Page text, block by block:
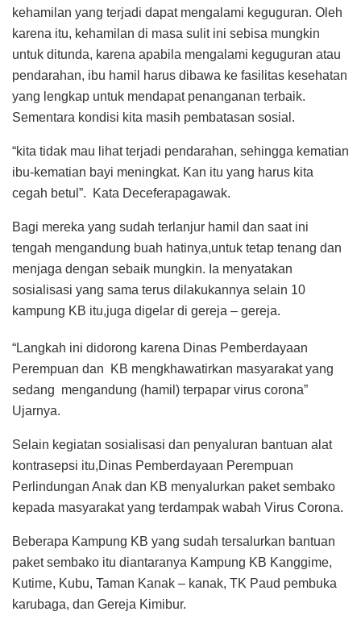
kehamilan yang terjadi dapat mengalami keguguran. Oleh
karena itu, kehamilan di masa sulit ini sebisa mungkin
untuk ditunda, karena apabila mengalami keguguran atau
pendarahan, ibu hamil harus dibawa ke fasilitas kesehatan
yang lengkap untuk mendapat penanganan terbaik.
Sementara kondisi kita masih pembatasan sosial.
“kita tidak mau lihat terjadi pendarahan, sehingga kematian
ibu-kematian bayi meningkat. Kan itu yang harus kita
cegah betul”. Kata Deceferapagawak.
Bagi mereka yang sudah terlanjur hamil dan saat ini
tengah mengandung buah hatinya,untuk tetap tenang dan
menjaga dengan sebaik mungkin. Ia menyatakan
sosialisasi yang sama terus dilakukannya selain 10
kampung KB itu,juga digelar di gereja – gereja.
“Langkah ini didorong karena Dinas Pemberdayaan
Perempuan dan KB mengkhawatirkan masyarakat yang
sedang mengandung (hamil) terpapar virus corona”
Ujarnya.
Selain kegiatan sosialisasi dan penyaluran bantuan alat
kontrasepsi itu,Dinas Pemberdayaan Perempuan
Perlindungan Anak dan KB menyalurkan paket sembako
kepada masyarakat yang terdampak wabah Virus Corona.
Beberapa Kampung KB yang sudah tersalurkan bantuan
paket sembako itu diantaranya Kampung KB Kanggime,
Kutime, Kubu, Taman Kanak – kanak, TK Paud pembuka
karubaga, dan Gereja Kimibur.